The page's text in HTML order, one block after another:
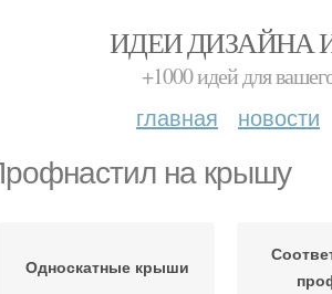
ИДЕИ ДИЗАЙНА
+1000 идей для
главная новости
на крышу
Односкатные крыши